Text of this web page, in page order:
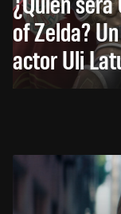
of Zelda?
actor Uli